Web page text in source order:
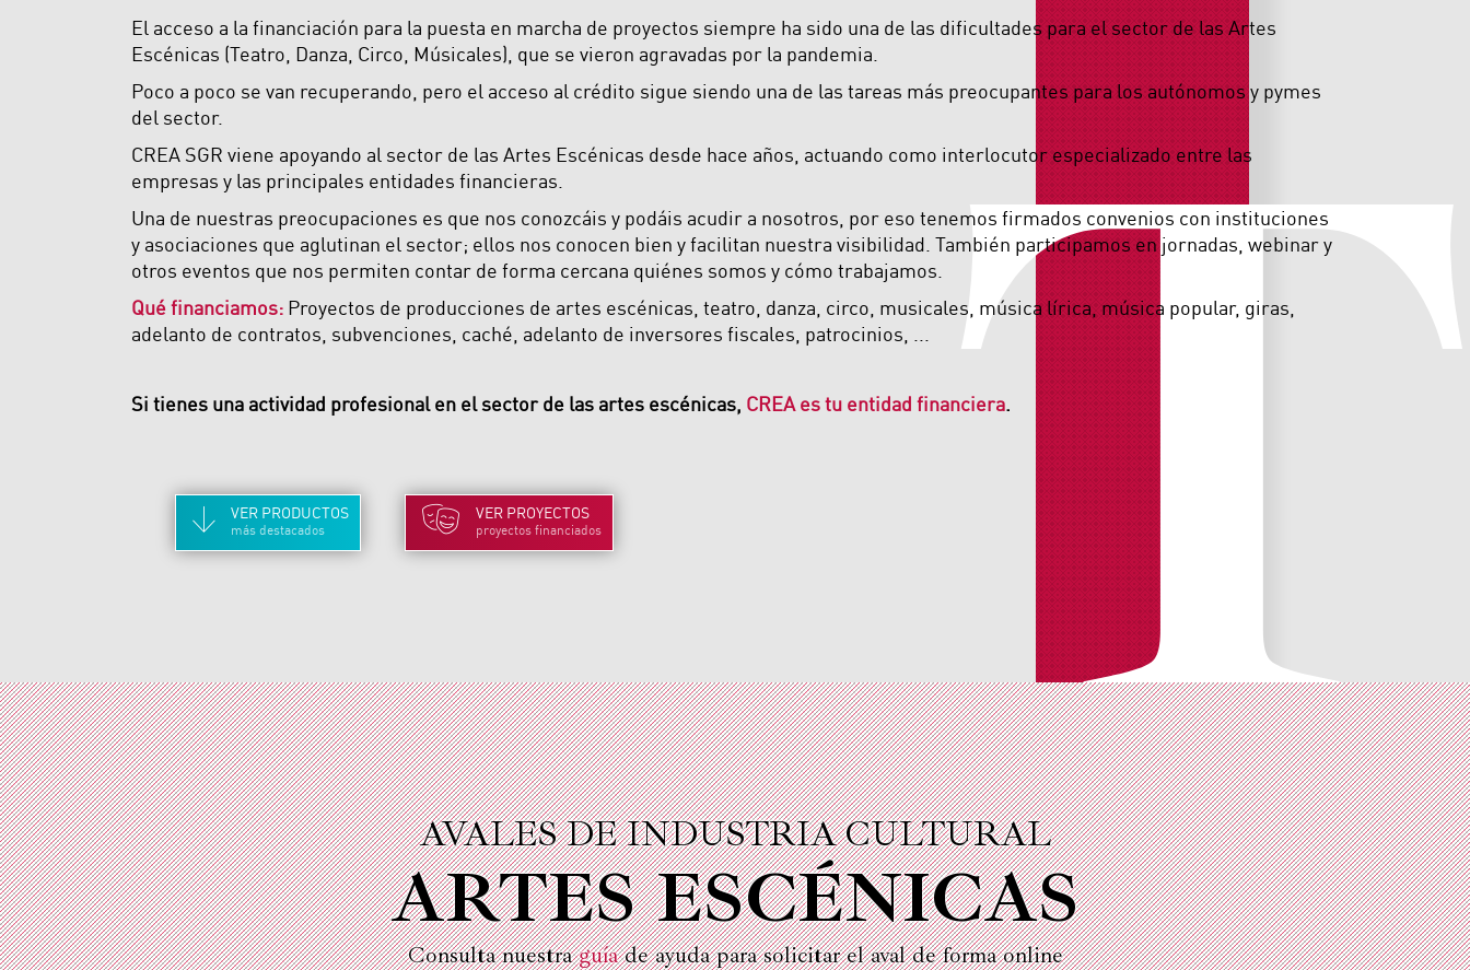
El acceso a la financiación para la puesta en marcha de proyectos siempre ha sido una de las dificultades para el sector de las Artes
Escénicas (Teatro, Danza, Circo, Músicales), que se vieron agravadas por la pandemia.
Poco a poco se van recuperando, pero el acceso al crédito sigue siendo una de las tareas más preocupantes para los autónomos y pymes
del sector.
CREA SGR viene apoyando al sector de las Artes Escénicas desde hace años, actuando como interlocutor especializado entre las
empresas y las principales entidades financieras.
Una de nuestras preocupaciones es que nos conozcáis y podáis acudir a nosotros, por eso tenemos firmados convenios con instituciones
y asociaciones que aglutinan el sector; ellos nos conocen bien y facilitan nuestra visibilidad. También participamos en jornadas, webinar y
otros eventos que nos permiten contar de forma cercana quiénes somos y cómo trabajamos.
Qué financiamos: Proyectos de producciones de artes escénicas, teatro, danza, circo, musicales, música lírica, música popular, giras,
adelanto de contratos, subvenciones, caché, adelanto de inversores fiscales, patrocinios, ...
Si tienes una actividad profesional en el sector de las artes escénicas, CREA es tu entidad financiera.
VER PRODUCTOS
más destacados
VER PROYECTOS
proyectos financiados T
AVALES DE INDUSTRIA CULTURAL
ARTES ESCÉNICAS
Consulta nuestraguíade ayuda para solicitar el aval de forma online